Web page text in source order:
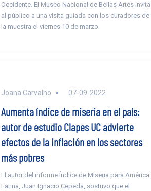
Occidente. El Museo Nacional de Bellas Artes invita
al público a una visita guiada con los curadores de
la muestra el viernes 10 de marzo.
Joana Carvalho 07-09-2022
Aumenta índice de miseria en el país:
autor de estudio Clapes UC advierte
efectos de la inflación en los sectores
más pobres
El autor del informe Índice de Miseria para América
Latina, Juan Ignacio Cepeda, sostuvo que el